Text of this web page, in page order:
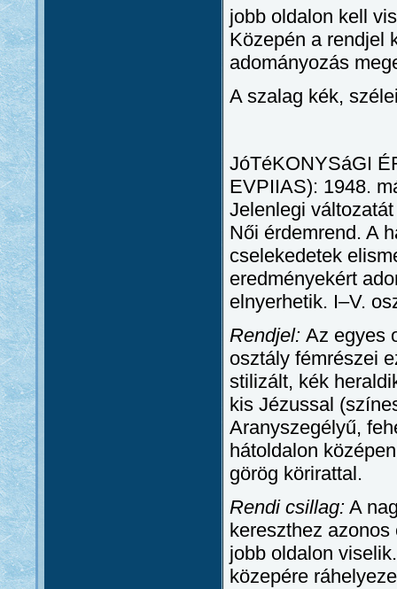
jobb oldalon kell
Közepén a rendjel
adományozás
A szalag kék,
JóTéKONYSáGI
EVPIIAS): 1948.
Jelenlegi
Női érdemrend. A
cselekedetek
eredményekért
elnyerhetik. I–V.
Rendjel: Az egyes
osztály fémrészei
stilizált, kék
kis Jézussal
Aranyszegélyű,
hátoldalon
görög körirattal.
Rendi csillag: A
kereszthez
jobb oldalon
közepére